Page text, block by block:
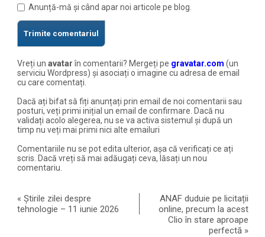
Anunță-mă și când apar noi articole pe blog.
Vreți unavatarîn comentarii? Mergeți pe gravatar.com (un
serviciu Wordpress) și asociați o imagine cu adresa de email
cu care comentați.
Dacă ați bifat să fiți anunțați prin email de noi comentarii sau
posturi, veți primi inițial un email de confirmare. Dacă nu
validați acolo alegerea, nu se va activa sistemul și după un
timp nu veți mai primi nici alte emailuri
Comentariile nu se pot edita ulterior, așa că verificați ce ați
scris. Dacă vreți să mai adăugați ceva, lăsați un nou
comentariu.
«Știrile zilei despre
tehnologie – 11 iunie 2026
ANAF duduie pe licitații
online, precum la acest
Clio în stare aproape
perfectă »